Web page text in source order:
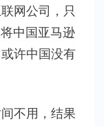
网公司，只
中国亚马逊
许中国没有
不用，结果